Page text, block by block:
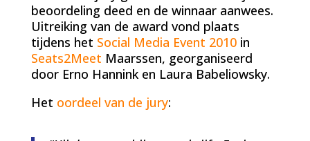
beoordeling deed en de winnaar aanwees.
Uitreiking van de award vond plaats
tijdens het Social Media Event 2010in
Seats2Meet Maarssen, georganiseerd
door Erno Hannink en Laura Babeliowsky.
Het oordeel van de jury: